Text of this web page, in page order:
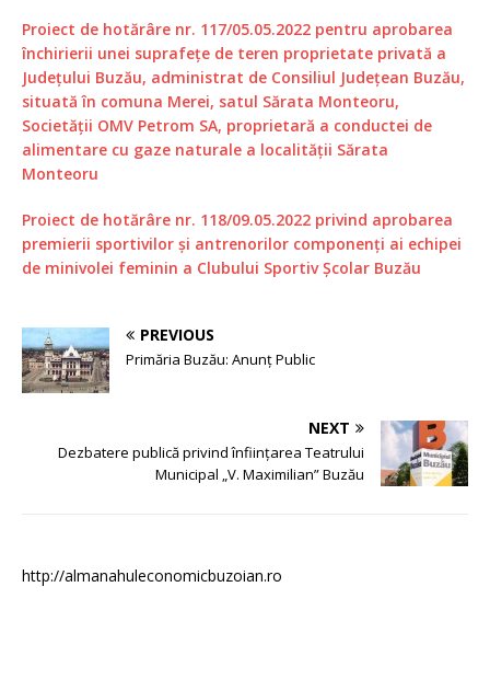
Proiect de hotărâre nr. 117/05.05.2022 pentru aprobarea
închirierii unei suprafețe de teren proprietate privată a
Județului Buzău, administrat de Consiliul Județean Buzău,
situată în comuna Merei, satul Sărata Monteoru,
Societății OMV Petrom SA, proprietară a conductei de
alimentare cu gaze naturale a localității Sărata
Monteoru
Proiect de hotărâre nr. 118/09.05.2022 privind aprobarea
premierii sportivilor și antrenorilor componenți ai echipei
de minivolei feminin a Clubului Sportiv Școlar Buzău
PREVIOUS
Primăria Buzău: Anunț Public
NEXT
Dezbatere publică privind înființarea Teatrului
Municipal „V. Maximilian” Buzău
http://almanahuleconomicbuzoian.ro